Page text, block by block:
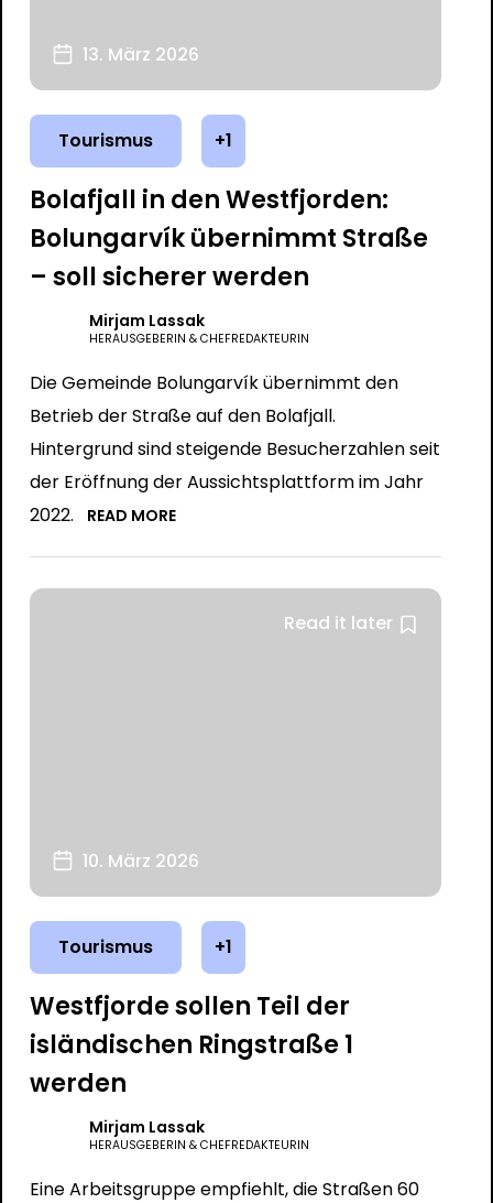
13. März 2026
Tourismus +1
Bolafjall in den Westfjorden:
Bolungarvík übernimmt Straße
– soll sicherer werden
Mirjam Lassak
HERAUSGEBERIN & CHEFREDAKTEURIN
Die Gemeinde Bolungarvík übernimmt den
Betrieb der Straße auf den Bolafjall.
Hintergrund sind steigende Besucherzahlen seit
der Eröffnung der Aussichtsplattform im Jahr
2022.
READ MORE
Read it later
10. März 2026
Tourismus +1
Westfjorde sollen Teil der
isländischen Ringstraße 1
werden
Mirjam Lassak
HERAUSGEBERIN & CHEFREDAKTEURIN
Eine Arbeitsgruppe empfiehlt, die Straßen 60